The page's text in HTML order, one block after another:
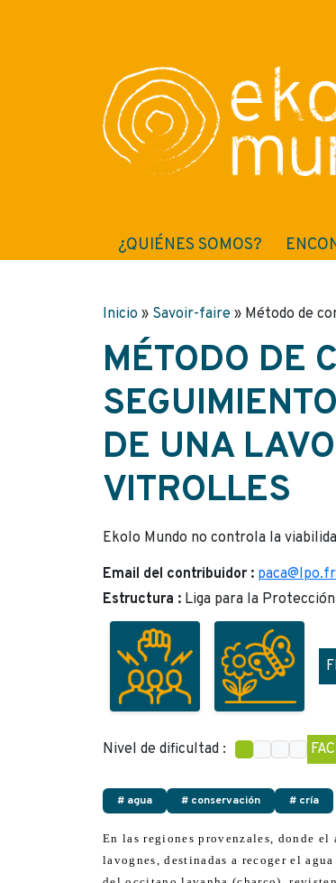
¿QUIÉNES SOMOS?
Inicio » Savoir-faire » Método de
MÉTODO DE
DE UNA
VITROLLES
Ekolo Mundo no controla la
Email del contribuidor : paca@lpo.fr
Estructura : Liga para la
Nivel de dificultad :
# agua # conservación # cría
En las regiones provenzales, donde el
lavognes, destinadas a recoger el